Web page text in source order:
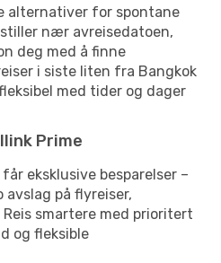
alternativer for spontane
nær avreisedatoen,
deg med å finne
i siste liten fra Bangkok
med tider og dager
Prime
eksklusive besparelser –
på flyreiser,
smartere med prioritert
og fleksible